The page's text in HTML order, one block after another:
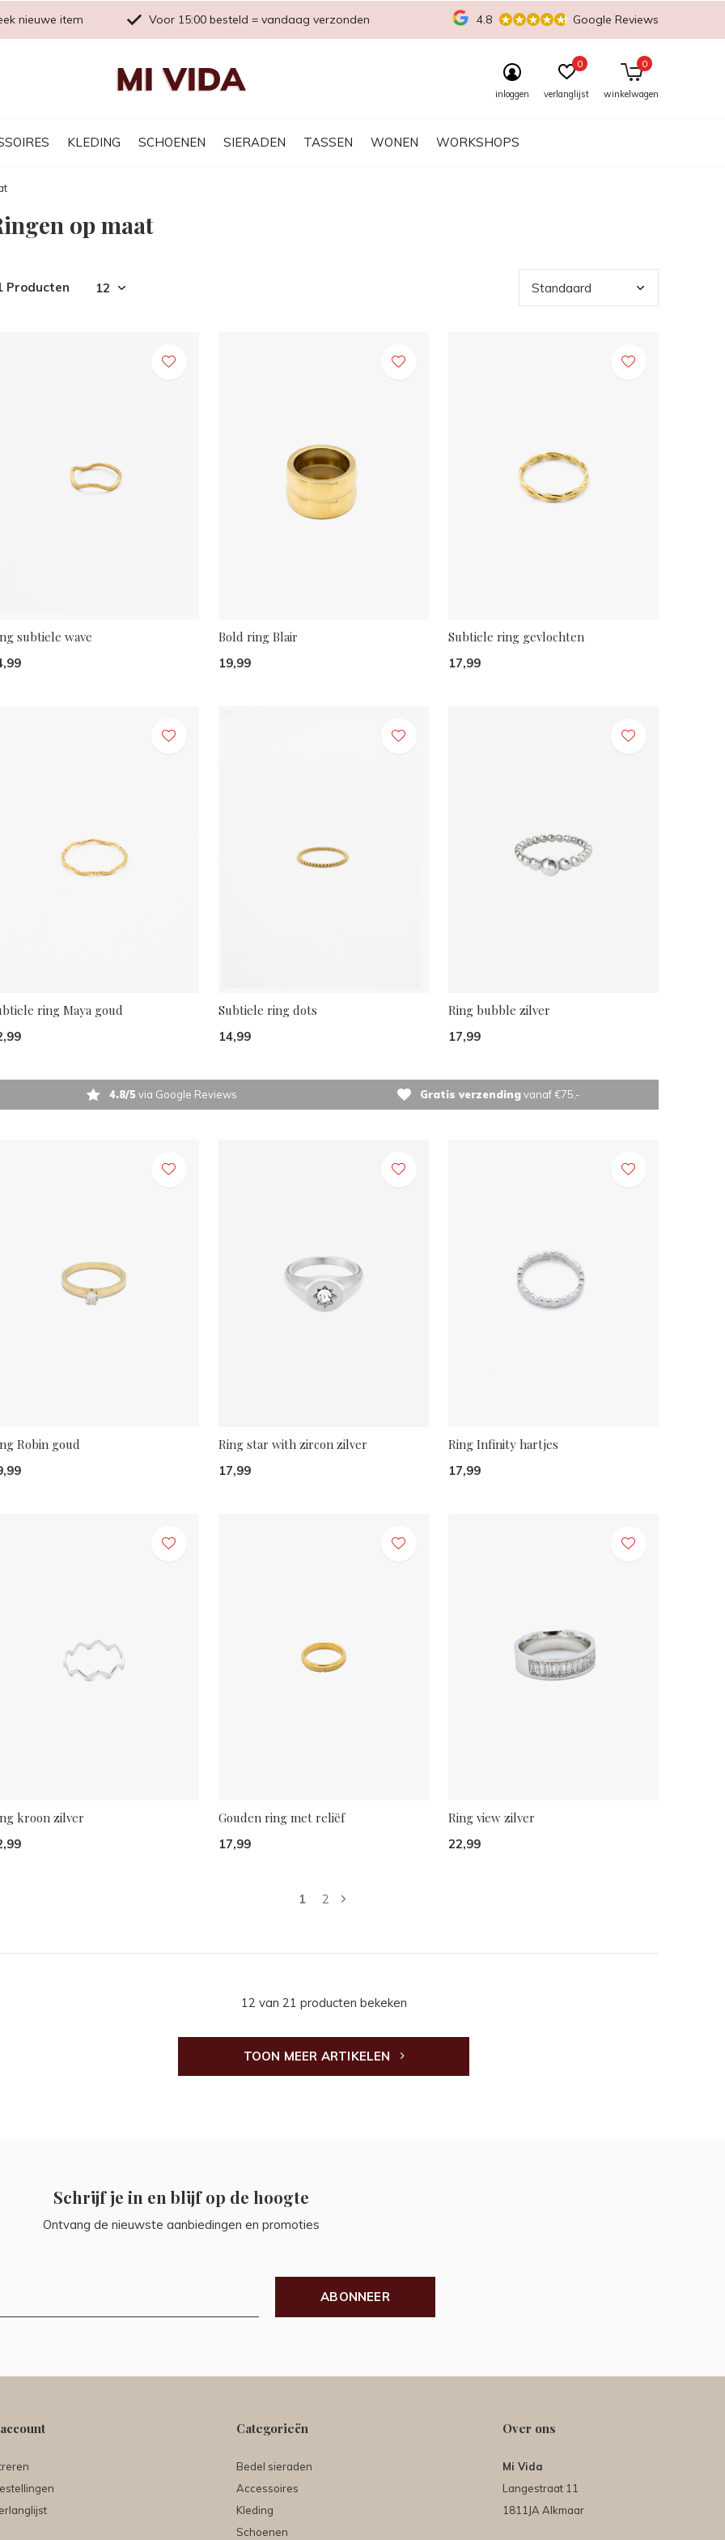
KLEDING SCHOENEN SIERADEN TASSEN WONEN WORKSHOPS
inloggen verlanglijst
0
winkelwagen
0
nieuwe item Voor 15:00 besteld = vandaag verzonden 4.8 Google Reviews
op maat
Producten
subtiele wave Bold ring Blair
19,99
Subtiele ring gevlochten
17,99
ring Maya goud Subtiele ring dots
14,99
Ring bubble zilver
17,99
4.8/5via Google Reviews Gratis verzendingvanaf €75,-
Robin goud Ring star with zircon zilver
17,99
Ring Infinity hartjes
17,99
kroon zilver Gouden ring met reliëf
17,99
Ring view zilver
22,99
1 2
12 van 21 producten bekeken
TOON MEER ARTIKELEN
Schrijf je in en blijf op de hoogte
Ontvang de nieuwste aanbiedingen en promoties
ABONNEER
Categorieën
Bedel sieraden
Accessoires
Kleding
Schoenen
Over ons
Mi Vida
Langestraat 11
1811JA Alkmaar